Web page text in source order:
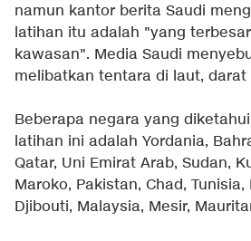
namun kantor berita Saudi
latihan itu adalah "yang
kawasan". Media Saudi
melibatkan tentara di laut, darat
Beberapa negara yang
latihan ini adalah Yordania,
Qatar, Uni Emirat Arab, Sudan,
Maroko, Pakistan, Chad,
Djibouti, Malaysia, Mesir,